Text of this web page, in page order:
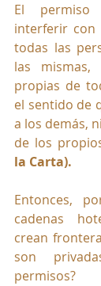
El
interferir con
todas las
las mismas,
propias de
el sentido de
a los demás,
de los
la Carta).
Entonces,
cadenas
crean
son
permisos?